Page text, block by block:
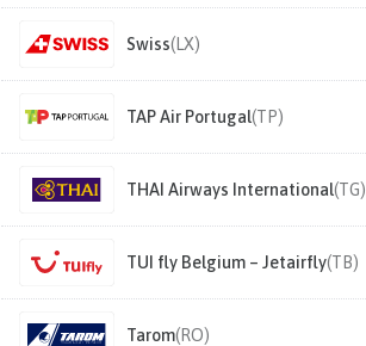
Swiss(LX)
TAP Air Portugal(TP)
THAI Airways International(TG)
TUI fly Belgium – Jetairfly(TB)
Tarom(RO)